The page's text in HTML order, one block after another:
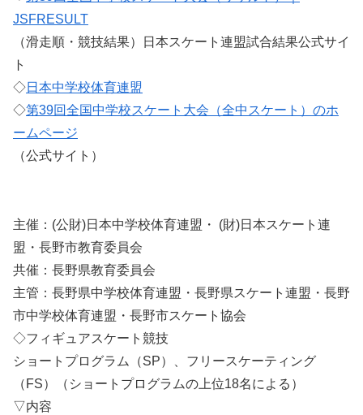
JSFRESULT
（滑走順・競技結果）日本スケート連盟試合結果公式サイ
ト
◇日本中学校体育連盟
◇第39回全国中学校スケート大会（全中スケート）のホ
ームページ
（公式サイト）
主催：(公財)日本中学校体育連盟・ (財)日本スケート連
盟・長野市教育委員会
共催：長野県教育委員会
主管：長野県中学校体育連盟・長野県スケート連盟・長野
市中学校体育連盟・長野市スケート協会
◇フィギュアスケート競技
ショートプログラム（SP）、フリースケーティング
（FS）（ショートプログラムの上位18名による）
▽内容